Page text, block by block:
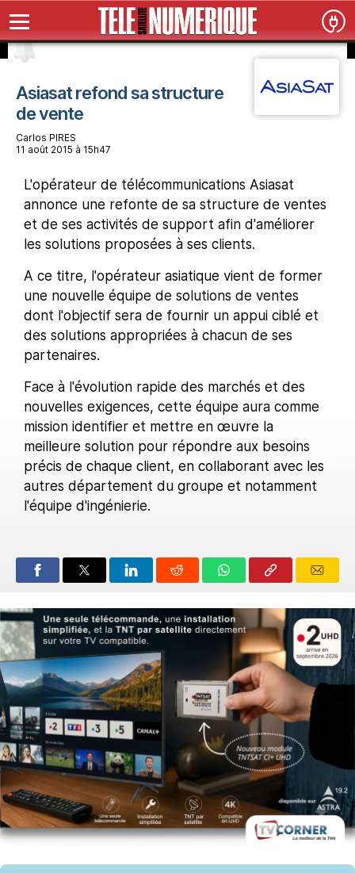
Asiasat refond sa structure
de vente
Carlos PIRES
11 août 2015 à 15h47
L'opérateur de télécommunications Asiasat
annonce une refonte de sa structure de ventes
et de ses activités de support afin d'améliorer
les solutions proposées à ses clients.
A ce titre, l'opérateur asiatique vient de former
une nouvelle équipe de solutions de ventes
dont l'objectif sera de fournir un appui ciblé et
des solutions appropriées à chacun de ses
partenaires.
Face à l'évolution rapide des marchés et des
nouvelles exigences, cette équipe aura comme
mission identifier et mettre en œuvre la
meilleure solution pour répondre aux besoins
précis de chaque client, en collaborant avec les
autres département du groupe et notamment
l'équipe d'ingénierie.